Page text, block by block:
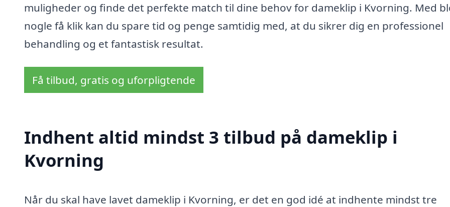
muligheder og finde det perfekte match til dine behov for dameklip i Kvorning. Med
nogle få klik kan du spare tid og penge samtidig med, at du sikrer dig en professionel
behandling og et fantastisk resultat.
Få tilbud, gratis og uforpligtende
Indhent altid mindst 3 tilbud på dameklip i
Kvorning
Når du skal have lavet dameklip i Kvorning, er det en god idé at indhente mindst tre